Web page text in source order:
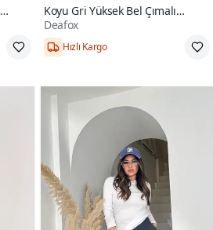
Koyu Gri Yüksek Bel Çımalı
Fermuarlı Ve Düğmeli Krep
Kumaş Pantolon
Deafox
Hızlı Kargo